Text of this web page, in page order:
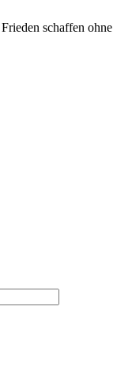
schaffen ohne